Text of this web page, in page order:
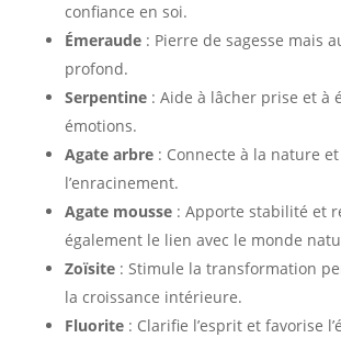
confiance en soi.
Émeraude: Pierre de sagesse mais
profond.
Serpentine: Aide à lâcher prise et à
émotions.
Agate arbre: Connecte à la nature
l’enracinement.
Agate mousse: Apporte stabilité et
également le lien avec le monde
Zoïsite: Stimule la transformation
la croissance intérieure.
Fluorite: Clarifie l’esprit et favorise